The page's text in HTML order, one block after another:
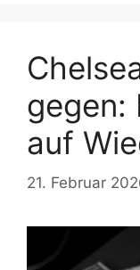
gegen:
auf
21. Februar